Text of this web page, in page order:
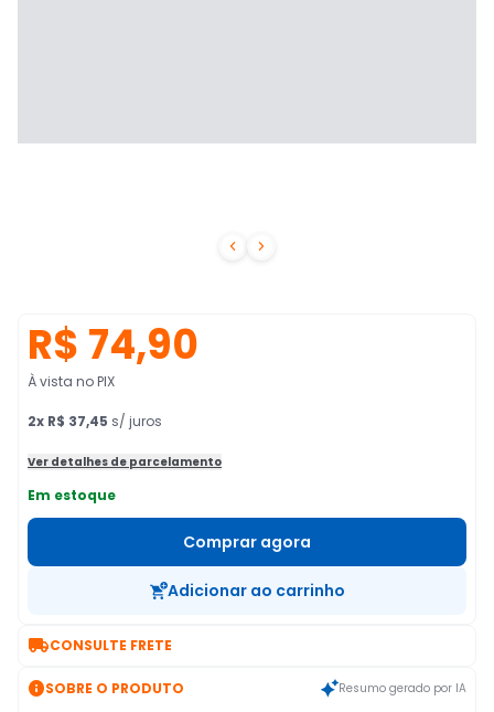
 
R$ 74,90
À vista no PIX
2x R$ 37,45 s/ juros
Ver detalhes de parcelamento
Em estoque
Comprar agora
Adicionar ao carrinho
CONSULTE FRETE
SOBRE O PRODUTO Resumo gerado por IA